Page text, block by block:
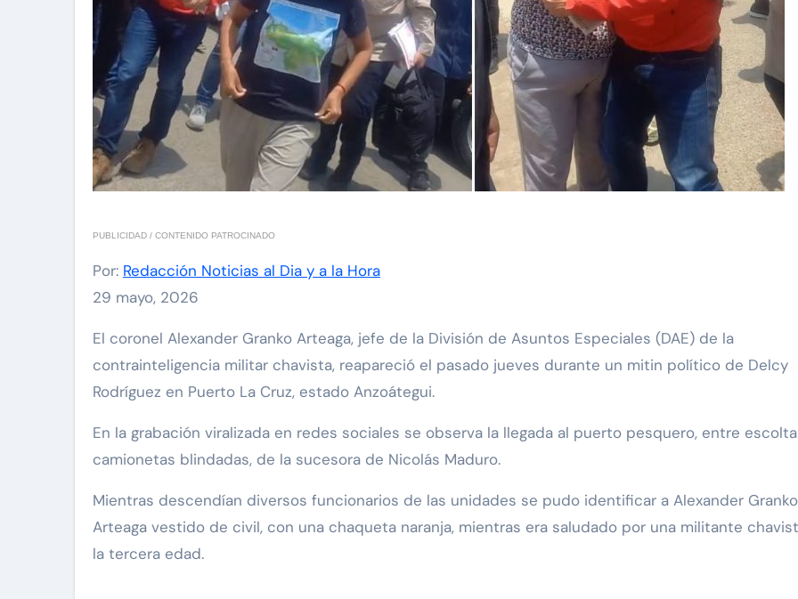
PUBLICIDAD / CONTENIDO PATROCINADO
Por: Redacción Noticias al Dia y a la Hora
29 mayo, 2026
El coronel Alexander Granko Arteaga, jefe de la División de Asuntos Especiales (DAE) de la
contrainteligencia militar chavista, reapareció el pasado jueves durante un mitin político de Delcy
Rodríguez en Puerto La Cruz, estado Anzoátegui.
En la grabación viralizada en redes sociales se observa la llegada al puerto pesquero, entre
camionetas blindadas, de la sucesora de Nicolás Maduro.
Mientras descendían diversos funcionarios de las unidades se pudo identificar a Alexander Granko
Arteaga vestido de civil, con una chaqueta naranja, mientras era saludado por una militante
la tercera edad.